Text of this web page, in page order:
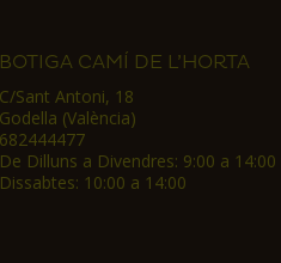
BOTIGA CAMÍ DE L’HORTA
C/Sant Antoni, 18
Godella (València)
682444477
De Dilluns a Divendres: 9:00 a 14:00
Dissabtes: 10:00 a 14:00